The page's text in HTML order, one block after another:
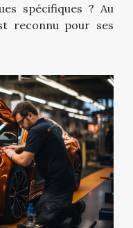
spécifiques ? Au
reconnu pour ses